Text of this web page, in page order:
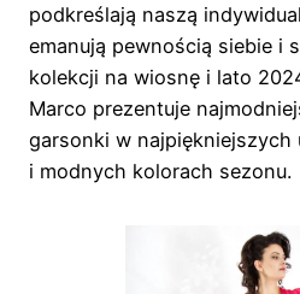
podkreślają naszą
emanują pewnością siebie i
kolekcji na wiosnę i lato
Marco prezentuje
garsonki w
i modnych kolorach sezonu.